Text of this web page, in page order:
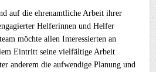
auf die ehrenamtliche Arbeit ihrer
Helferinnen und Helfer
möchte allen Interessierten an
Eintritt seine vielfältige Arbeit
anderem die aufwendige Planung und